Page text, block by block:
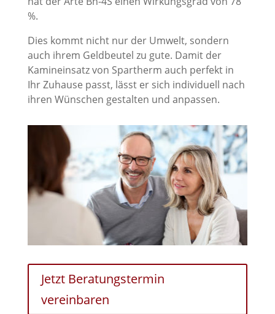
%.
Dies kommt nicht nur der Umwelt, sondern
auch ihrem Geldbeutel zu gute. Damit der
Kamineinsatz von Spartherm auch perfekt in
Ihr Zuhause passt, lässt er sich individuell nach
ihren Wünschen gestalten und anpassen.
Jetzt Beratungstermin
vereinbaren